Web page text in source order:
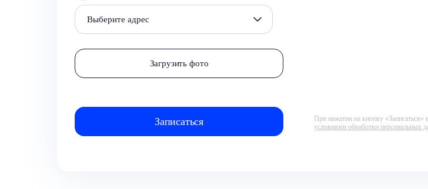
Выберите адрес
Загрузить фото
При нажатии на кнопку «Записаться»
условиями обработки персональных